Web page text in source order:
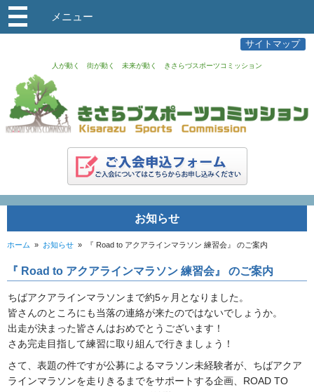
メニュー
サイトマップ
人が動く 街が動く 未来が動く きさらづスポーツコミッション
お知らせ
ホーム » お知らせ » 『 Road to アクアラインマラソン 練習会』 のご案内
『 Road to アクアラインマラソン 練習会』 のご案内
ちばアクアラインマラソンまで約5ヶ月となりました。
皆さんのところにも当落の連絡が来たのではないでしょうか。
出走が決まった皆さんはおめでとうございます！
さあ完走目指して練習に取り組んで行きましょう！
さて、表題の件ですが公募によるマラソン未経験者が、ちばアクア
ラインマラソンを走りきるまでをサポートする企画、ROAD TO